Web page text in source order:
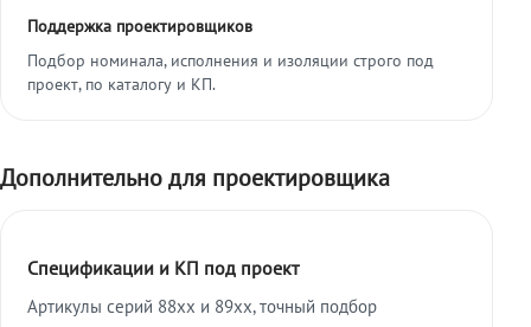
Поддержка проектировщиков
Подбор номинала, исполнения и изоляции строго под
проект, по каталогу и КП.
Дополнительно для проектировщика
Спецификации и КП под проект
Артикулы серий 88xx и 89xx, точный подбор